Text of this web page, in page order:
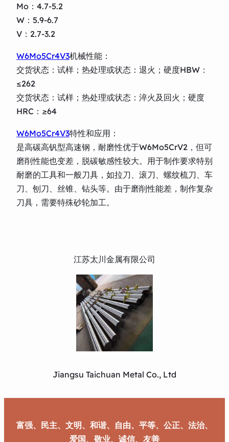
Mo：4.7-5.2
W：5.9-6.7
V：2.7-3.2
W6Mo5Cr4V3机械性能：
交货状态：试样；热处理或状态：退火；硬度HBW：
≤262
交货状态：试样；热处理或状态：淬火及回火；硬度
HRC：≥64
W6Mo5Cr4V3特性和应用：
是高碳高钒型高速钢，耐磨性优于W6Mo5CrV2，但可
磨削性能也变差，脱碳敏感性较大。用于制作要求特别
耐磨的工具和一般刀具，如拉刀、滚刀、螺纹梳刀、车
刀、刨刀、丝锥、钻头等。由于磨削性能差，制作复杂
刀具，需要特殊砂轮加工。
江苏太川金属有限公司
Jiangsu Taichuan Metal Co., Ltd
富强、民主、文明、和谐、自由、平等、公正、法治、
爱国、敬业、诚信、友善